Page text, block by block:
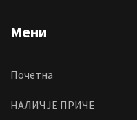
Мени
Почетна
НАЛИЧЈЕ ПРИЧЕ